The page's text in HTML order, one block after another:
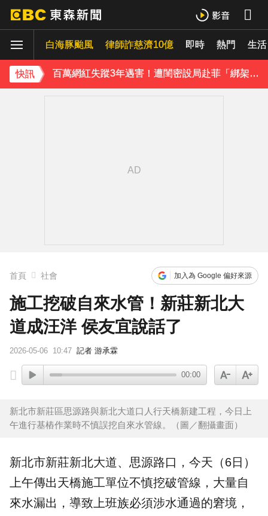
白海豚颱風 律師詐慈濟10億 即時 熱門 生活
快訊
庹宗康資產全給老婆！「名下只剩1台車」結婚15年保鮮秘訣曝
百萬網紅失蹤3年遇害！遭閨密設局赴菲「綁架撕票」千萬贖金救不回
首頁 社會 加入為 Google 偏好來源
施工挖破自來水管！新莊新北大
道成汪洋 侯友宜說話了
2026-05-06 10:47 記者 游承霖
00:00
新北市新莊區思源路與新北大道口人行天橋新建工程，今日上
午進行基樁作業時不慎誤挖自來水管線。（圖／翻攝畫面）
新北市新莊新北大道、思源路口，今天（6日）
上午傳出天橋施工單位不慎挖破管線，大量自
來水漏出，導致上班族必須涉水通過的窘境，